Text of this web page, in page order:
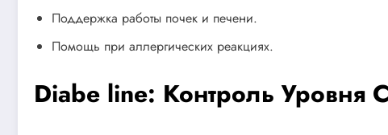
Поддержка работы почек и печени.
Помощь при аллергических реакциях.
Diabe line: Контроль Уровня